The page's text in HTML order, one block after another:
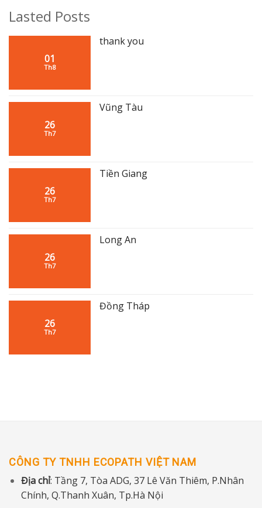
Lasted Posts
01
Th8
thank you
26
Th7
Vũng Tàu
26
Th7
Tiền Giang
26
Th7
Long An
26
Th7
Đồng Tháp
CÔNG TY TNHH ECOPATH VIỆT NAM
Địa chỉ: Tầng 7, Tòa ADG, 37 Lê Văn Thiêm, P.Nhân
Chính, Q.Thanh Xuân, Tp.Hà Nội